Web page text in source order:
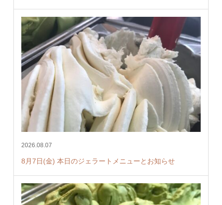
2026.08.07
8月7日(金) 本日のジェラートメニューとお知らせ